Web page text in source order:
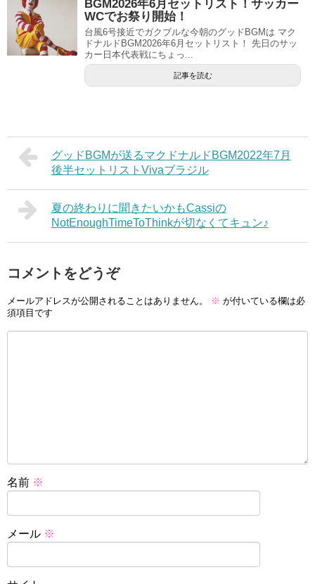
BGM2026年6月セットリスト！サッカー
WCでお祭り開始！
台風6号接近でガクブルな今朝のグッドBGMは マク
ドナルドBGM2026年6月セットリスト！ 先日のサッ
カー日本代表戦にちょっ...
記事を読む
グッドBGMが送るマクドナルドBGM2022年7月
後半セットリストVivaブラジル
夏の終わりに聞きたいかもCassiの
NotEnoughTimeToThinkが切なくてキュン♪
コメントをどうぞ
メールアドレスが公開されることはありません。 ※ が付いている欄は必
須項目です
名前 ※
メール ※